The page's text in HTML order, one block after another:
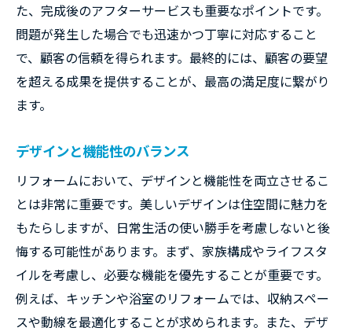
た、完成後のアフターサービスも重要なポイントです。
問題が発生した場合でも迅速かつ丁寧に対応すること
で、顧客の信頼を得られます。最終的には、顧客の要望
を超える成果を提供することが、最高の満足度に繋がり
ます。
デザインと機能性のバランス
リフォームにおいて、デザインと機能性を両立させるこ
とは非常に重要です。美しいデザインは住空間に魅力を
もたらしますが、日常生活の使い勝手を考慮しないと後
悔する可能性があります。まず、家族構成やライフスタ
イルを考慮し、必要な機能を優先することが重要です。
例えば、キッチンや浴室のリフォームでは、収納スペー
スや動線を最適化することが求められます。また、デザ